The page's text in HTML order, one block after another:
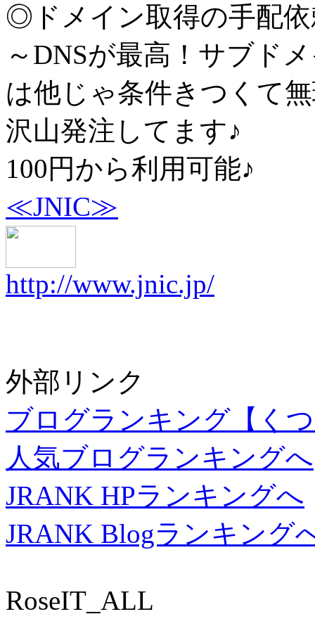
◎ドメイン取得の手配
～DNSが最高！サブド
は他じゃ条件きつくて
沢山発注してます♪
100円から利用可能♪
≪JNIC≫
http://www.jnic.jp/
外部リンク
ブログランキング【く
人気ブログランキングへ
JRANK HPランキングへ
JRANK Blogランキング
RoseIT_ALL